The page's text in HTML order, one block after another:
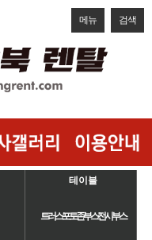
메뉴 검색
테이블
트러스/포토존/부스/전시부스